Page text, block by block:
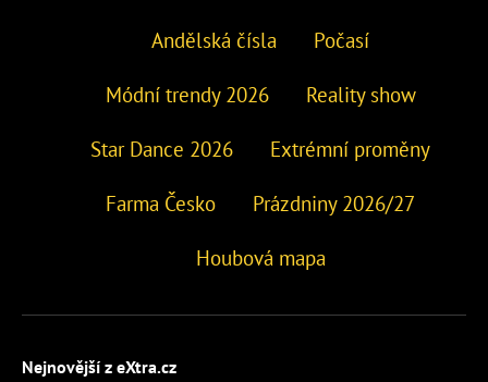
Andělská čísla Počasí
Módní trendy 2026 Reality show
Star Dance 2026 Extrémní proměny
Farma Česko Prázdniny 2026/27
Houbová mapa
Nejnovější z eXtra.cz